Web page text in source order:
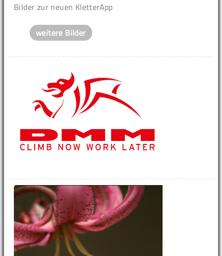
Bilder zur neuen KletterApp
weitere Bilder